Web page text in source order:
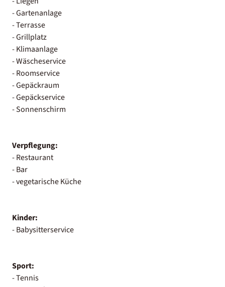
- Gartenanlage
- Terrasse
- Grillplatz
- Klimaanlage
- Wäscheservice
- Roomservice
- Gepäckraum
- Gepäckservice
- Sonnenschirm
Verpflegung:
- Restaurant
- Bar
- vegetarische Küche
Kinder:
- Babysitterservice
Sport:
- Tennis